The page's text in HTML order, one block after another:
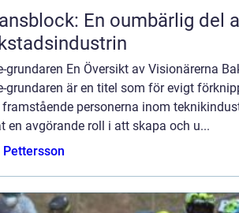
En oumbärlig del
grundaren En Översikt av Visionärerna
grundaren är en titel som för evigt
personerna inom
en avgörande roll i att skapa och u...